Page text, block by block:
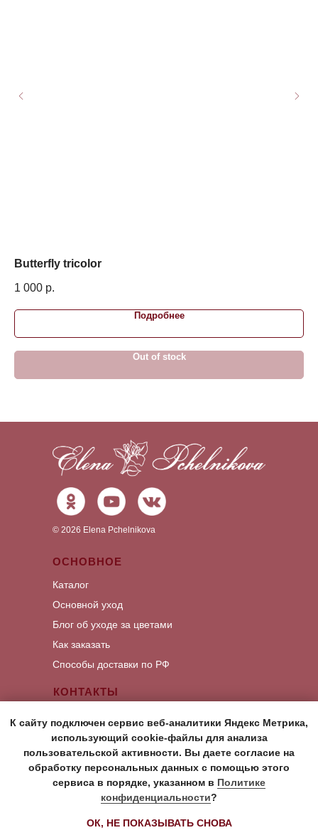
Butterfly tricolor
1 000 р.
Подробнее
Out of stock
К сайту подключен сервис веб-аналитики Яндекс Метрика,
использующий cookie-файлы для анализа
пользовательской активности. Вы даете согласие на
обработку персональных данных с помощью этого
сервиса в порядке, указанном в Политике
конфиденциальности?
ОК, НЕ ПОКАЗЫВАТЬ СНОВА
ОСНОВНОЕ
Каталог
Основной уход
Блог об уходе за цветами
Как заказать
Способы доставки по РФ
КОНТАКТЫ
Написать Viber
Написать Telegram
Согласие на обработку персональных данных
Политика в отношении обработки
персональных данных
© 2026 Elena Pchelnikova